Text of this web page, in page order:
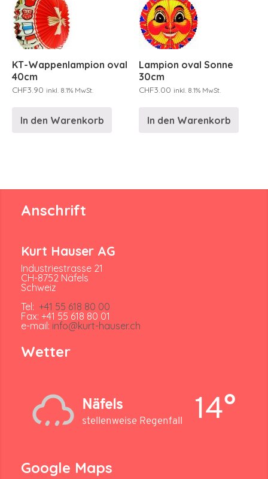
KT-Wappenlampion oval
40cm
CHF3.90 inkl. 8.1% MwSt.
In den Warenkorb
Lampion oval Sonne
30cm
CHF3.00 inkl. 8.1% MwSt.
In den Warenkorb
Anschrift
Kurt Hauser AG
Industriestrasse 21
CH-8752 Näfels
Schweiz
Tel: +41 55 618 80 00
Fax: +41 55 618 80 01
e-mail: info@kurt-hauser.ch
Wetter
Näfels
stellenweise Regenfall 14°
Google Maps